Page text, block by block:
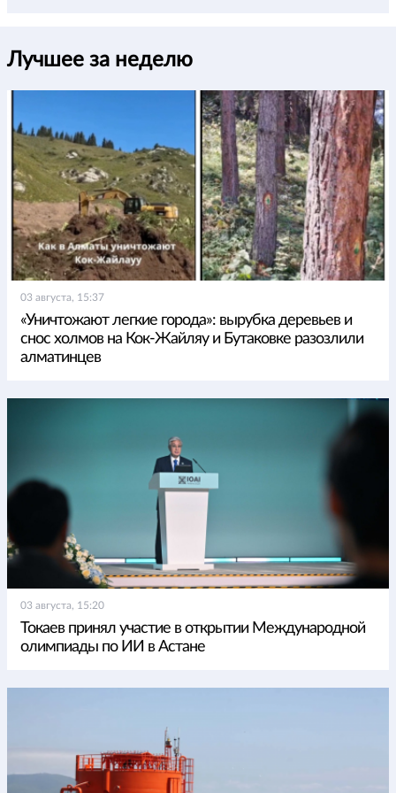
Лучшее за неделю
03 августа, 15:37
«Уничтожают легкие города»: вырубка деревьев и
снос холмов на Кок-Жайляу и Бутаковке разозлили
алматинцев
03 августа, 15:20
Токаев принял участие в открытии Международной
олимпиады по ИИ в Астане